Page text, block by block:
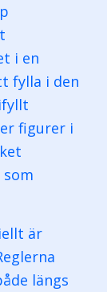
i en
fylla i den
figurer i
är
längs